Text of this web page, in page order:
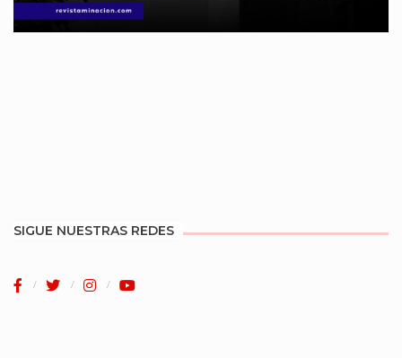
SIGUE NUESTRAS REDES